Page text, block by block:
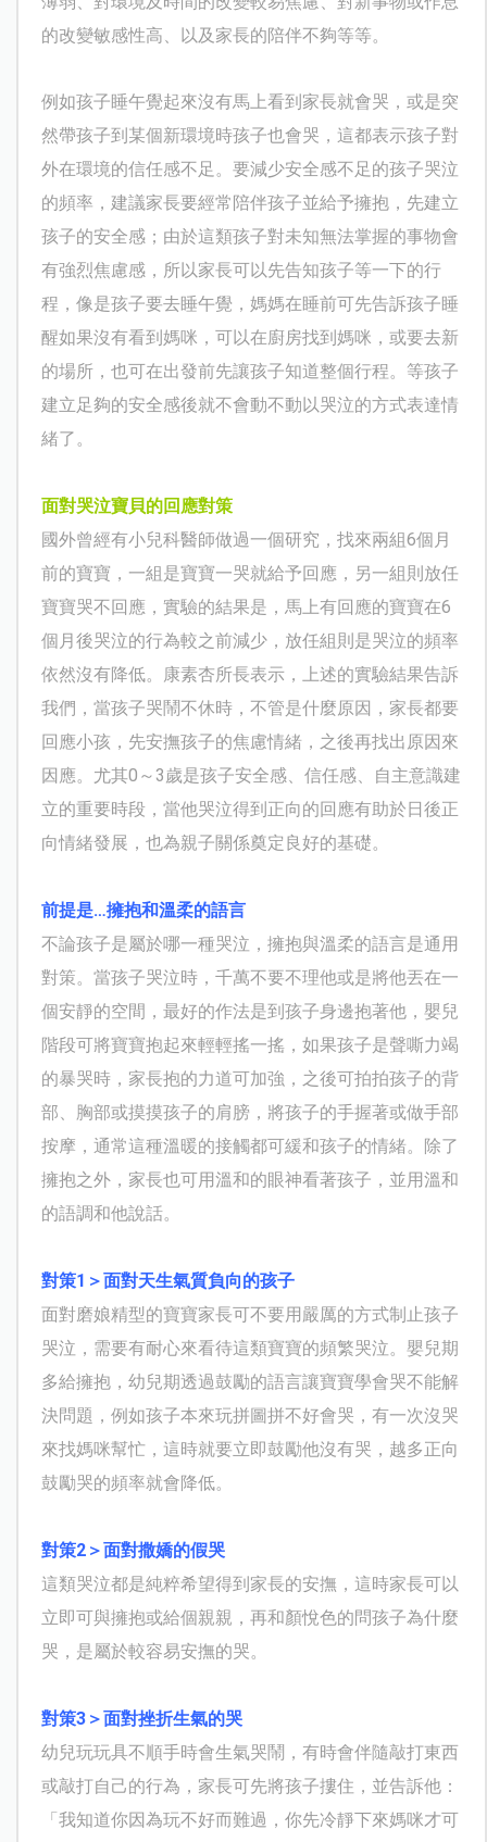
的改變敏感性高、以及家長的陪伴不夠等等。
例如孩子睡午覺起來沒有馬上看到家長就會哭，或是突
然帶孩子到某個新環境時孩子也會哭，這都表示孩子對
外在環境的信任感不足。要減少安全感不足的孩子哭泣
的頻率，建議家長要經常陪伴孩子並給予擁抱，先建立
孩子的安全感；由於這類孩子對未知無法掌握的事物會
有強烈焦慮感，所以家長可以先告知孩子等一下的行
程，像是孩子要去睡午覺，媽媽在睡前可先告訴孩子睡
醒如果沒有看到媽咪，可以在廚房找到媽咪，或要去新
的場所，也可在出發前先讓孩子知道整個行程。等孩子
建立足夠的安全感後就不會動不動以哭泣的方式表達情
緒了。
面對哭泣寶貝的回應對策
國外曾經有小兒科醫師做過一個研究，找來兩組6個月
前的寶寶，一組是寶寶一哭就給予回應，另一組則放任
寶寶哭不回應，實驗的結果是，馬上有回應的寶寶在6
個月後哭泣的行為較之前減少，放任組則是哭泣的頻率
依然沒有降低。康素杏所長表示，上述的實驗結果告訴
我們，當孩子哭鬧不休時，不管是什麼原因，家長都要
回應小孩，先安撫孩子的焦慮情緒，之後再找出原因來
因應。尤其0～3歲是孩子安全感、信任感、自主意識建
立的重要時段，當他哭泣得到正向的回應有助於日後正
向情緒發展，也為親子關係奠定良好的基礎。
前提是…擁抱和溫柔的語言
不論孩子是屬於哪一種哭泣，擁抱與溫柔的語言是通用
對策。當孩子哭泣時，千萬不要不理他或是將他丟在一
個安靜的空間，最好的作法是到孩子身邊抱著他，嬰兒
階段可將寶寶抱起來輕輕搖一搖，如果孩子是聲嘶力竭
的暴哭時，家長抱的力道可加強，之後可拍拍孩子的背
部、胸部或摸摸孩子的肩膀，將孩子的手握著或做手部
按摩，通常這種溫暖的接觸都可緩和孩子的情緒。除了
擁抱之外，家長也可用溫和的眼神看著孩子，並用溫和
的語調和他說話。
對策1＞面對天生氣質負向的孩子
面對磨娘精型的寶寶家長可不要用嚴厲的方式制止孩子
哭泣，需要有耐心來看待這類寶寶的頻繁哭泣。嬰兒期
多給擁抱，幼兒期透過鼓勵的語言讓寶寶學會哭不能解
決問題，例如孩子本來玩拼圖拼不好會哭，有一次沒哭
來找媽咪幫忙，這時就要立即鼓勵他沒有哭，越多正向
鼓勵哭的頻率就會降低。
對策2＞面對撒嬌的假哭
這類哭泣都是純粹希望得到家長的安撫，這時家長可以
立即可與擁抱或給個親親，再和顏悅色的問孩子為什麼
哭，是屬於較容易安撫的哭。
對策3＞面對挫折生氣的哭
幼兒玩玩具不順手時會生氣哭鬧，有時會伴隨敲打東西
或敲打自己的行為，家長可先將孩子摟住，並告訴他：
「我知道你因為玩不好而難過，你先冷靜下來媽咪才可